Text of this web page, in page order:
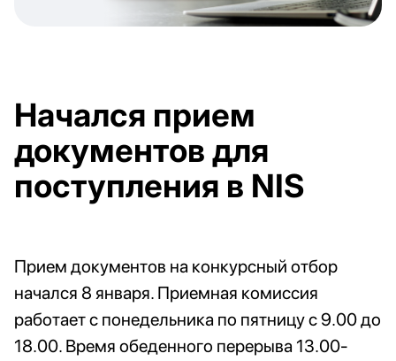
Начался прием
документов для
поступления в NIS
Прием документов на конкурсный отбор
начался 8 января. Приемная комиссия
работает с понедельника по пятницу с 9.00
18.00. Время обеденного перерыва 13.00-